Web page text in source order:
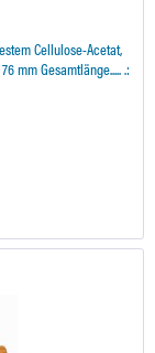
Cellulose-Acetat,
mm Gesamtlänge..... .: